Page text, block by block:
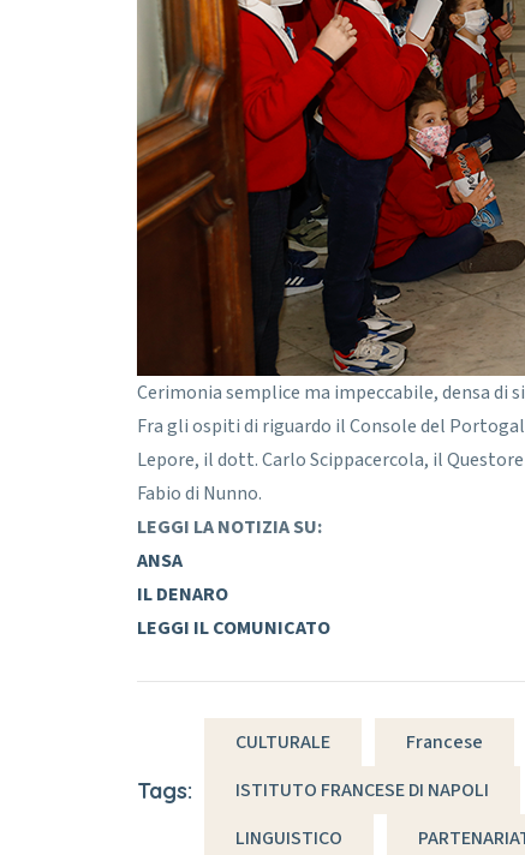
Cerimonia semplice ma impeccabile, densa di
Fra gli ospiti di riguardo il Console del
Lepore, il dott. Carlo Scippacercola, il
Fabio di Nunno.
LEGGI LA NOTIZIA SU:
ANSA
IL DENARO
LEGGI IL COMUNICATO
Tags:
CULTURALE
Francese
ISTITUTO FRANCESE DI NAPOLI
LINGUISTICO